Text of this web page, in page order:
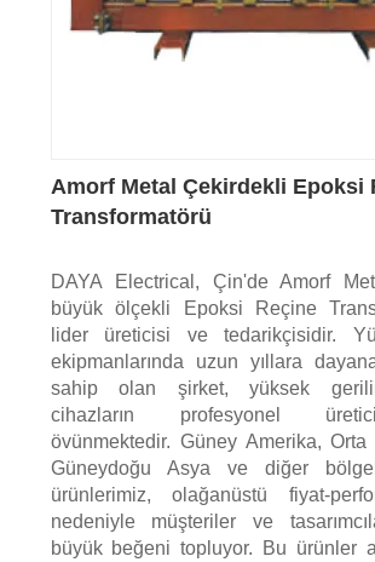
Amorf Metal Çekirdekli Epoksi
Transformatörü
DAYA Electrical, Çin'de Amorf
büyük ölçekli Epoksi Reçine
lider üreticisi ve tedarikçisidir.
ekipmanlarında uzun yıllara
sahip olan şirket, yüksek
cihazların profesyonel
övünmektedir. Güney Amerika, Orta
Güneydoğu Asya ve diğer
ürünlerimiz, olağanüstü fiyat-
nedeniyle müşteriler ve
büyük beğeni topluyor. Bu ürünler